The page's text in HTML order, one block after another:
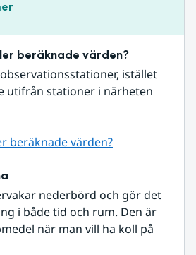
beräknade värden?
istället
utifrån stationer i närheten
beräknade värden?
nederbörd och gör det
i både tid och rum. Den är
när man vill ha koll på